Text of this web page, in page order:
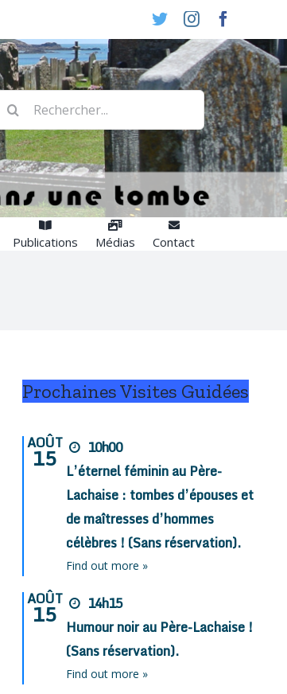
TwitterInstagram
Rechercher:
Publications Médias Contact
Prochaines Visites Guidées
AOÛT
15
10h00
L’éternel féminin au Père-
Lachaise : tombes d’épouses et
de maîtresses d’hommes
célèbres ! (Sans réservation).
Find out more »
AOÛT
15
14h15
Humour noir au Père-Lachaise !
(Sans réservation).
Find out more »